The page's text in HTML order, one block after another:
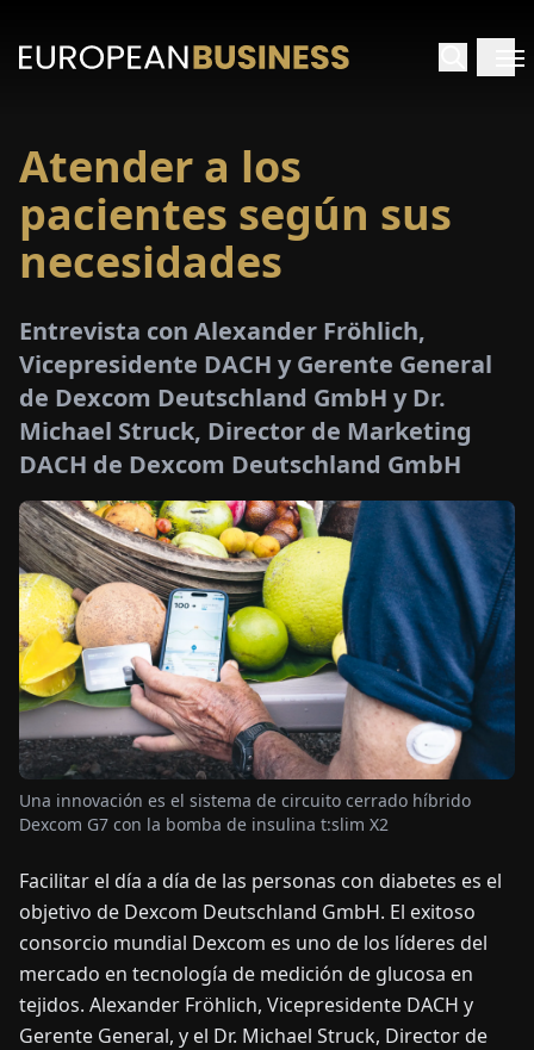
PAPEL
ENDEFRES ITNLPLHU
Atender a los
pacientes según sus
necesidades
Entrevista con Alexander Fröhlich,
Vicepresidente DACH y Gerente General
de Dexcom Deutschland GmbH y Dr.
Michael Struck, Director de Marketing
DACH de Dexcom Deutschland GmbH
Una innovación es el sistema de circuito cerrado híbrido
Dexcom G7 con la bomba de insulina t:slim X2
Facilitar el día a día de las personas con diabetes es el
objetivo de Dexcom Deutschland GmbH. El exitoso
consorcio mundial Dexcom es uno de los líderes del
mercado en tecnología de medición de glucosa en
tejidos. Alexander Fröhlich, Vicepresidente DACH y
Gerente General, y el Dr. Michael Struck, Director de